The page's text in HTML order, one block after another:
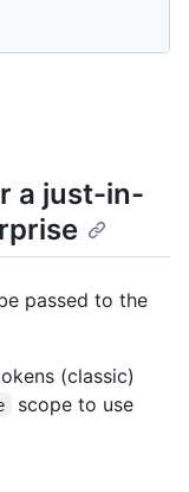
a just-in-
passed to the
(classic)
scope to use